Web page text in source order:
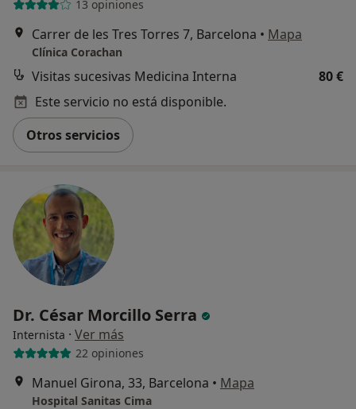
13 opiniones
Carrer de les Tres Torres 7, Barcelona • Mapa
Clínica Corachan
Visitas sucesivas Medicina Interna
80 €
Este servicio no está disponible.
Otros servicios
Dr. César Morcillo Serra
Internista · Ver más
22 opiniones
Manuel Girona, 33, Barcelona • Mapa
Hospital Sanitas Cima